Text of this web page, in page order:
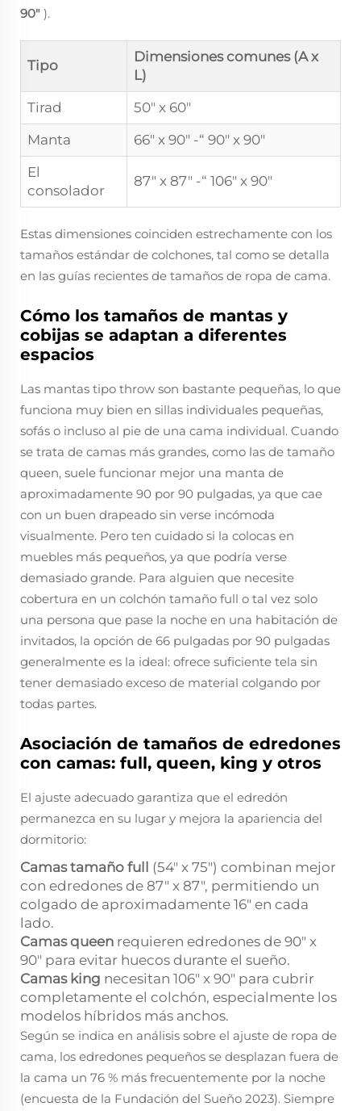
90" ).
Tipo
Dimensiones comunes (A x
L)
Tirad
50" x 60"
Manta
66" x 90" -“ 90" x 90"
El
consolador
87" x 87" -“ 106" x 90"
Estas dimensiones coinciden estrechamente con los
tamaños estándar de colchones, tal como se detalla
en las guías recientes de tamaños de ropa de cama.
Cómo los tamaños de mantas y
cobijas se adaptan a diferentes
espacios
Las mantas tipo throw son bastante pequeñas, lo que
funciona muy bien en sillas individuales pequeñas,
sofás o incluso al pie de una cama individual. Cuando
se trata de camas más grandes, como las de tamaño
queen, suele funcionar mejor una manta de
aproximadamente 90 por 90 pulgadas, ya que cae
con un buen drapeado sin verse incómoda
visualmente. Pero ten cuidado si la colocas en
muebles más pequeños, ya que podría verse
demasiado grande. Para alguien que necesite
cobertura en un colchón tamaño full o tal vez solo
una persona que pase la noche en una habitación de
invitados, la opción de 66 pulgadas por 90 pulgadas
generalmente es la ideal: ofrece suficiente tela sin
tener demasiado exceso de material colgando por
todas partes.
Asociación de tamaños de edredones
con camas: full, queen, king y otros
El ajuste adecuado garantiza que el edredón
permanezca en su lugar y mejora la apariencia del
dormitorio:
Camas tamaño full (54" x 75") combinan mejor
con edredones de 87" x 87", permitiendo un
colgado de aproximadamente 16" en cada
lado.
Camas queen requieren edredones de 90" x
90" para evitar huecos durante el sueño.
Camas king necesitan 106" x 90" para cubrir
completamente el colchón, especialmente los
modelos híbridos más anchos.
Según se indica en análisis sobre el ajuste de ropa de
cama, los edredones pequeños se desplazan fuera de
la cama un 76 % más frecuentemente por la noche
(encuesta de la Fundación del Sueño 2023). Siempre